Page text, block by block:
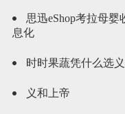
思迅eShop考拉母
息化
时时果蔬凭什么选
义和上帝